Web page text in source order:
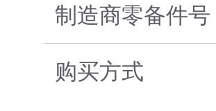
制造商零备件号
购买方式